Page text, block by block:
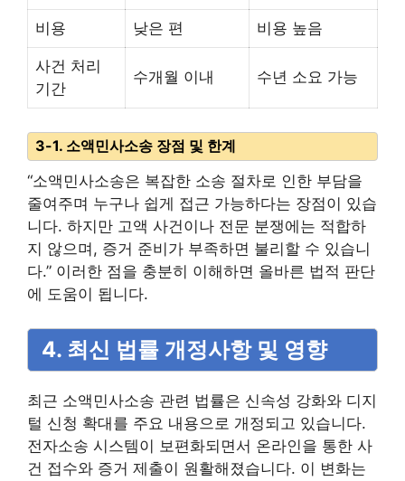
비용 낮은 편 비용 높음
사건 처리
기간
수개월 이내 수년 소요 가능
3-1. 소액민사소송 장점 및 한계
“소액민사소송은 복잡한 소송 절차로 인한 부담을
줄여주며 누구나 쉽게 접근 가능하다는 장점이 있습
니다. 하지만 고액 사건이나 전문 분쟁에는 적합하
지 않으며, 증거 준비가 부족하면 불리할 수 있습니
다.” 이러한 점을 충분히 이해하면 올바른 법적 판단
에 도움이 됩니다.
4. 최신 법률 개정사항 및 영향
최근 소액민사소송 관련 법률은 신속성 강화와 디지
털 신청 확대를 주요 내용으로 개정되고 있습니다.
전자소송 시스템이 보편화되면서 온라인을 통한 사
건 접수와 증거 제출이 원활해졌습니다. 이 변화는